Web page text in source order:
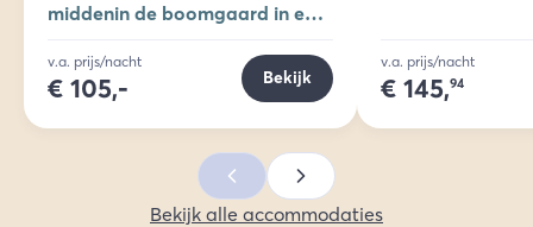
middenin de boomgaard in een
v.a. prijs/nacht
€ 105,- Bekijk
v.a. prijs/nacht
€ 145,94
Bekijk alle accommodaties